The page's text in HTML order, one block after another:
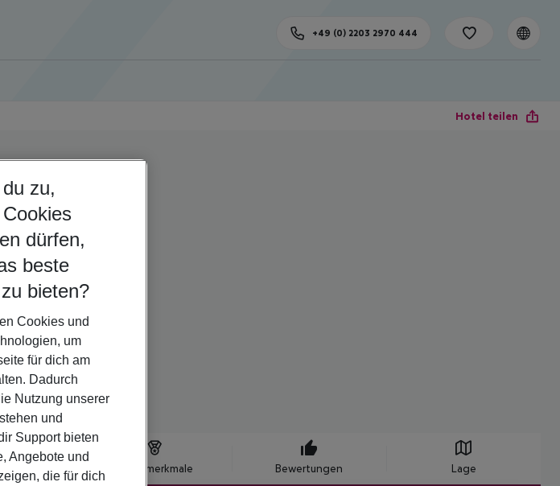
+49 (0) 2203 2970 444
Hotel teilen
Hotelmerkmale Bewertungen Lage
zu,
dürfen,
beste
bieten?
Cookies und
um
für dich am
Dadurch
Nutzung unserer
und
Support bieten
Angebote und
die für dich